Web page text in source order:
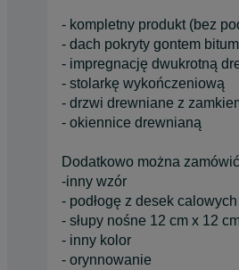
- kompletny produkt (bez
- dach pokryty gontem
- impregnację dwukrotną
- stolarkę wykończeniową
- drzwi drewniane z
- okiennice drewnianą
Dodatkowo można zamówić
-inny wzór
- podłogę z desek calowych
- słupy nośne 12 cm x 12
- inny kolor
- orynnowanie